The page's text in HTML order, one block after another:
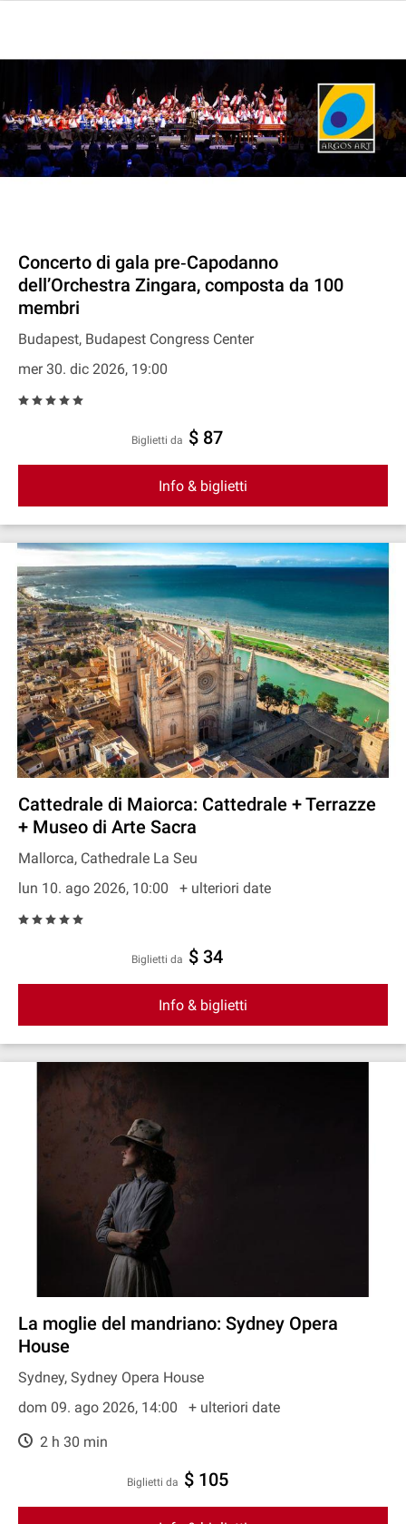
Concerto di gala pre‐Capodanno
dell’Orchestra Zingara, composta da 100
membri
Budapest, Budapest Congress Center
mer 30. dic 2026, 19:00
Biglietti da $ 87
Info & biglietti
Cattedrale di Maiorca: Cattedrale + Terrazze
+ Museo di Arte Sacra
Mallorca, Cathedrale La Seu
lun 10. ago 2026, 10:00
+ ulteriori date
Biglietti da $ 34
Info & biglietti
La moglie del mandriano: Sydney Opera
House
Sydney, Sydney Opera House
dom 09. ago 2026, 14:00
+ ulteriori date
2 h 30 min
Biglietti da $ 105